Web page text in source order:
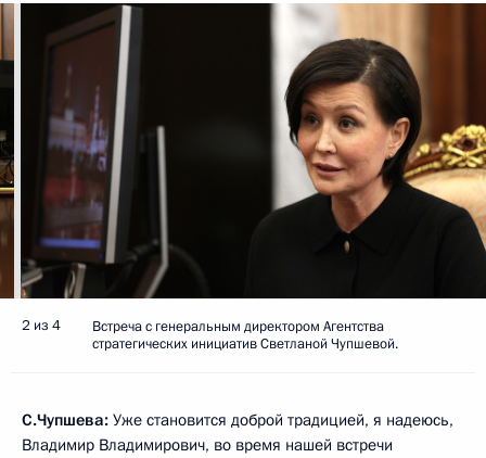
2 из 4
Встреча с генеральным директором Агентства
стратегических инициатив Светланой Чупшевой.
С.Чупшева: Уже становится доброй традицией, я надеюсь,
Владимир Владимирович, во время нашей встречи